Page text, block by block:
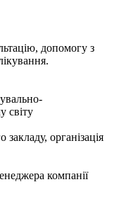
допомогу з
світу
організація
компанії